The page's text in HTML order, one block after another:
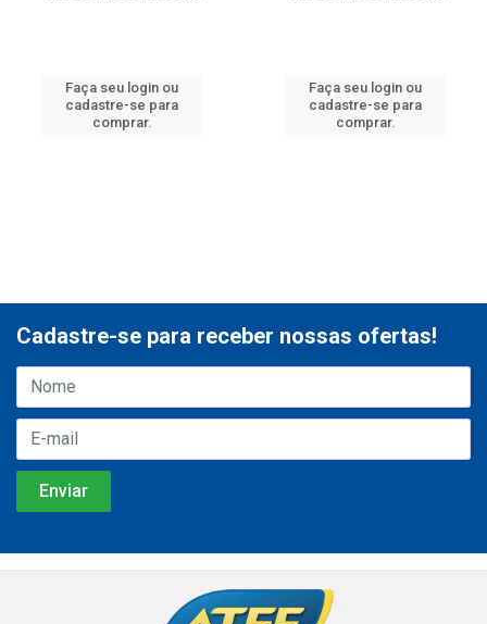
Faça seu login ou
cadastre-se para
comprar.
Faça seu login ou
cadastre-se para
comprar.
Cadastre-se para receber nossas ofertas!